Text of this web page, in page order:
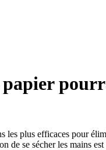
papier
les plus efficaces pour
de se sécher les mains